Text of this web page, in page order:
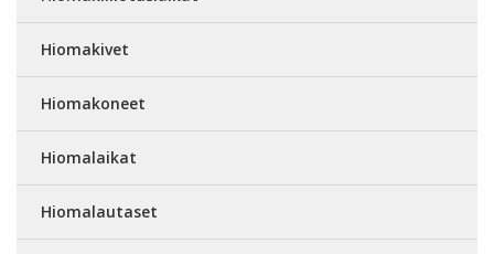
Hiomakivet
Hiomakoneet
Hiomalaikat
Hiomalautaset